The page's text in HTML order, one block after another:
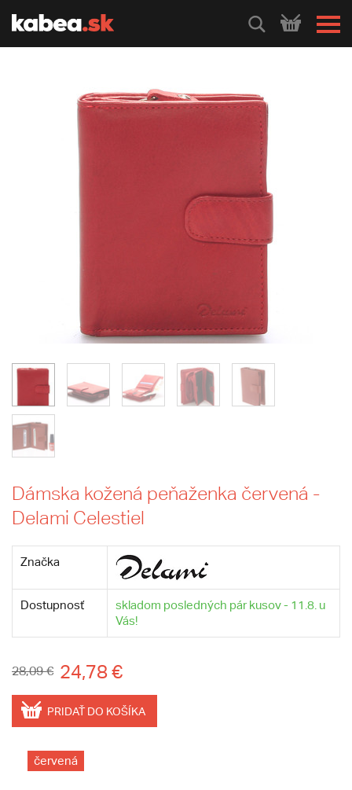
HLEDEJ
Dámska kožená peňaženka červená -
Delami Celestiel
Značka
Dostupnosť
skladom posledných pár kusov - 11.8. u
Vás!
28,09 € 24,78 €
PRIDAŤ DO KOŠÍKA
červená